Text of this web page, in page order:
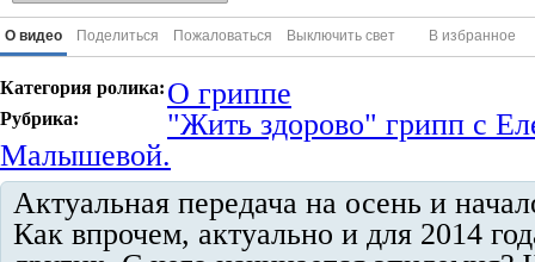
О видео Поделиться Пожаловаться Выключить свет В избранное
Категория ролика: О гриппе
Рубрика:
"Жить здорово" грипп с
Малышевой.
Актуальная передача на осень и
Как впрочем, актуально и для 2014